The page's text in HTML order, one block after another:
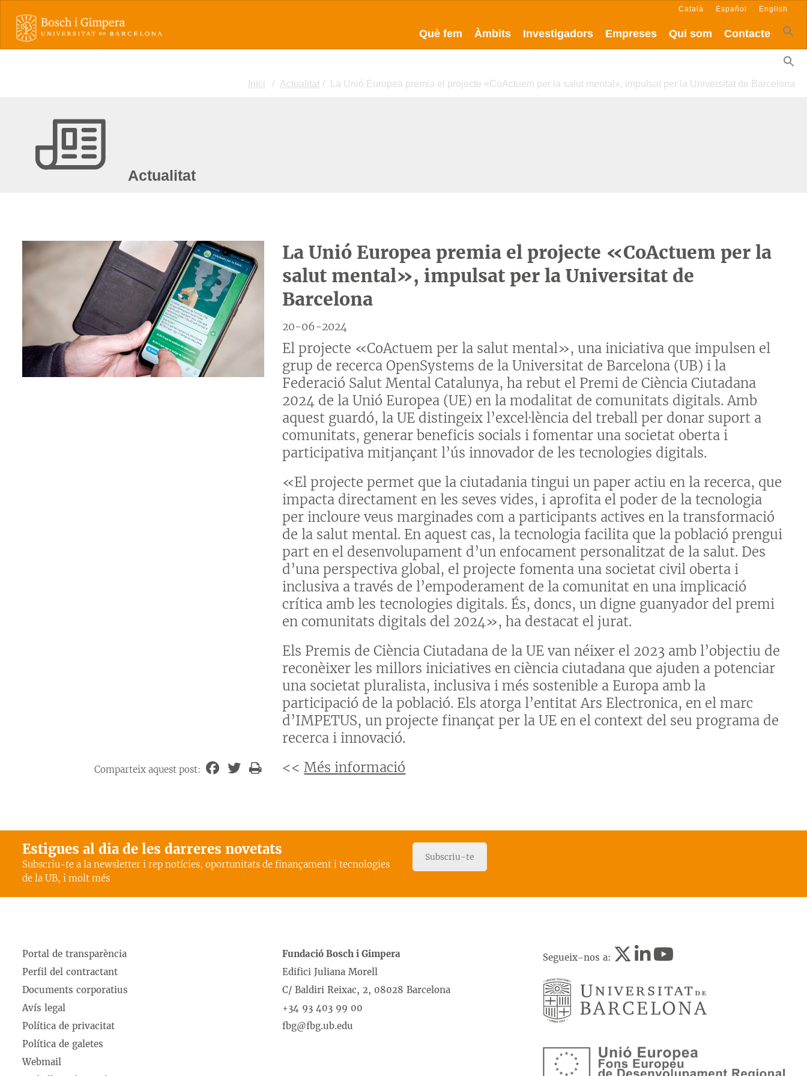
Què fem Àmbits Investigadors Empreses Qui som Contacte
Català Español English
Inici Actualitat La Unió Europea premia el projecte «CoActuem per la salut mental», impulsat per la Universitat de Barcelona
Actualitat
La Unió Europea premia el projecte «CoActuem per la
salut mental», impulsat per la Universitat de
Barcelona
20-06-2024
El projecte «CoActuem per la salut mental», una iniciativa que impulsen el
grup de recerca OpenSystems de la Universitat de Barcelona (UB) i la
Federació Salut Mental Catalunya, ha rebut el Premi de Ciència Ciutadana
2024 de la Unió Europea (UE) en la modalitat de comunitats digitals. Amb
aquest guardó, la UE distingeix l’excel·lència del treball per donar suport a
comunitats, generar beneficis socials i fomentar una societat oberta i
participativa mitjançant l’ús innovador de les tecnologies digitals.
«El projecte permet que la ciutadania tingui un paper actiu en la recerca, que
impacta directament en les seves vides, i aprofita el poder de la tecnologia
per incloure veus marginades com a participants actives en la transformació
de la salut mental. En aquest cas, la tecnologia facilita que la població prengui
part en el desenvolupament d’un enfocament personalitzat de la salut. Des
d’una perspectiva global, el projecte fomenta una societat civil oberta i
inclusiva a través de l’empoderament de la comunitat en una implicació
crítica amb les tecnologies digitals. És, doncs, un digne guanyador del premi
en comunitats digitals del 2024», ha destacat el jurat.
Els Premis de Ciència Ciutadana de la UE van néixer el 2023 amb l’objectiu de
reconèixer les millors iniciatives en ciència ciutadana que ajuden a potenciar
una societat pluralista, inclusiva i més sostenible a Europa amb la
participació de la població. Els atorga l’entitat Ars Electronica, en el marc
d’IMPETUS, un projecte finançat per la UE en el context del seu programa de
recerca i innovació.
<< Més informació
Comparteix aquest post:
Estigues al dia de les darreres novetats
Subscriu-te a la newsletter i rep notícies, oportunitats de finançament i tecnologies
de la UB, i molt més
Subscriu-te
Portal de transparència
Perfil del contractant
Documents corporatius
Avís legal
Política de privacitat
Política de galetes
Webmail
Fundació Bosch i Gimpera
Edifici Juliana Morell
C/ Baldiri Reixac, 2, 08028 Barcelona
+34 93 403 99 00
fbg@fbg.ub.edu
Segueix-nos a: